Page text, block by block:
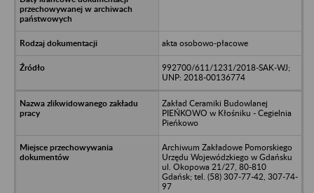
akta osobowo-płacowe
992700/611/1231/2018-SAK-WJ;
UNP: 2018-00136774
Zakład Ceramiki Budowlanej
PIEŃKOWO w Kłośniku - Cegielnia
Pieńkowo
Archiwum Zakładowe Pomorskiego
Urzędu Wojewódzkiego w Gdańsku
ul. Okopowa 21/27, 80-810
Gdańsk; tel. (58) 307-77-42, 307-74-
97